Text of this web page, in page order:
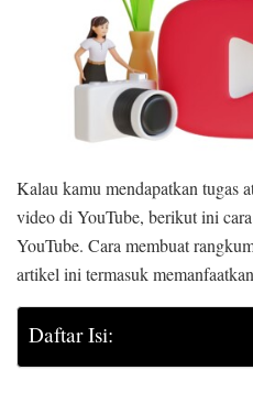
Kalau kamu mendapatkan tugas
video di YouTube, berikut ini
YouTube. Cara membuat
artikel ini termasuk
Daftar Isi: